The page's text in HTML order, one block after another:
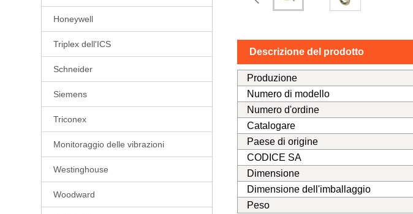
Honeywell
Triplex dell'ICS
Schneider
Siemens
Triconex
Monitoraggio delle vibrazioni
Westinghouse
Woodward
Descrizione del prodotto
Produzione
Numero di modello
Numero d'ordine
Catalogare
Paese di origine
CODICE SA
Dimensione
Dimensione dell'imballaggio
Peso